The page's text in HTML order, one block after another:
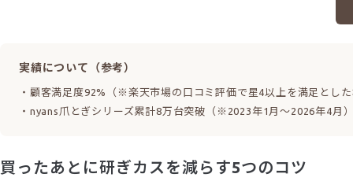
実績について（参考）
・顧客満足度92%（※楽天市場の口コミ評価で星4以上を満足とし
・nyans爪とぎシリーズ累計8万台突破（※2023年1月〜2026年4月
買ったあとに研ぎカスを減らす5つのコツ